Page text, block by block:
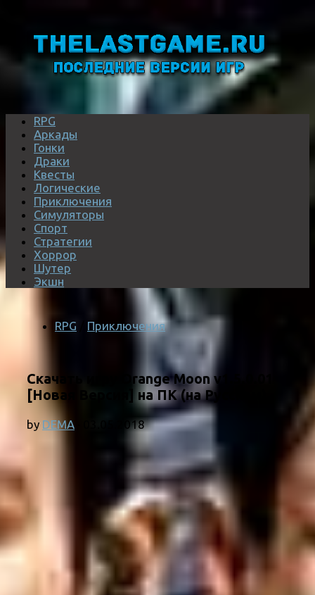
RPG
Аркады
Гонки
Драки
Квесты
Логические
Приключения
Симуляторы
Спорт
Стратегии
Хоррор
Шутер
Экшн
RPG Приключения
Скачать игру Orange Moon v1.5.0.01
[Новая Версия] на ПК (на Русском)
by DEMA 03.05.2018